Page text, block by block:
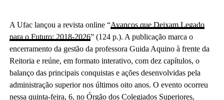
A Ufac lançou a revista online “Avanços que Deixam Legado
para o Futuro: 2018-2026” (124 p.). A publicação marca o
encerramento da gestão da professora Guida Aquino à frente da
Reitoria e reúne, em formato interativo, com dez capítulos, o
balanço das principais conquistas e ações desenvolvidas pela
administração superior nos últimos oito anos. O evento ocorreu
nessa quinta-feira, 6, no Órgão dos Colegiados Superiores,